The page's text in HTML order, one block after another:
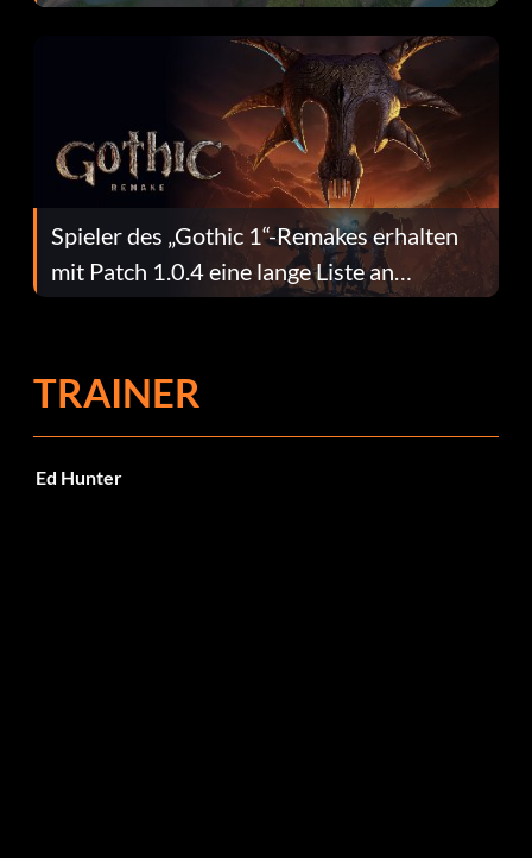
dafür.
Spieler des „Gothic 1“-Remakes erhalten
mit Patch 1.0.4 eine lange Liste an
Fehlerbehebungen
TRAINER
Ed Hunter